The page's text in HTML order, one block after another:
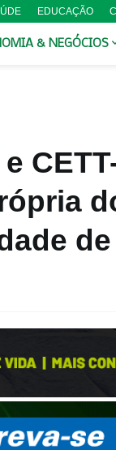
EDUCAÇÃO
& NEGÓCIOS